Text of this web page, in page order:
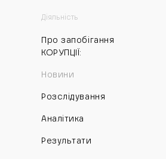
Діяльність
Про запобігання
КОРУПЦІЇ:
Новини
Розслідування
Аналітика
Результати